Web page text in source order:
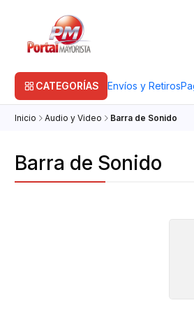
CATEGORÍAS Envíos y Retiros
Inicio Audio y Video Barra de Sonido
Barra de Sonido